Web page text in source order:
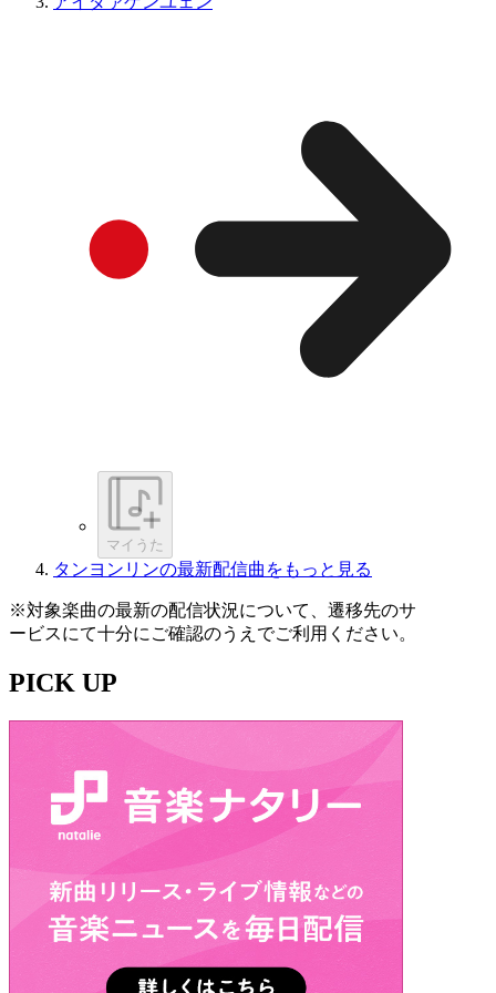
マイうた
タンヨンリンの最新配信曲をもっと見る
※対象楽曲の最新の配信状況について、遷移先のサ
ービスにて十分にご確認のうえでご利用ください。
PICK UP